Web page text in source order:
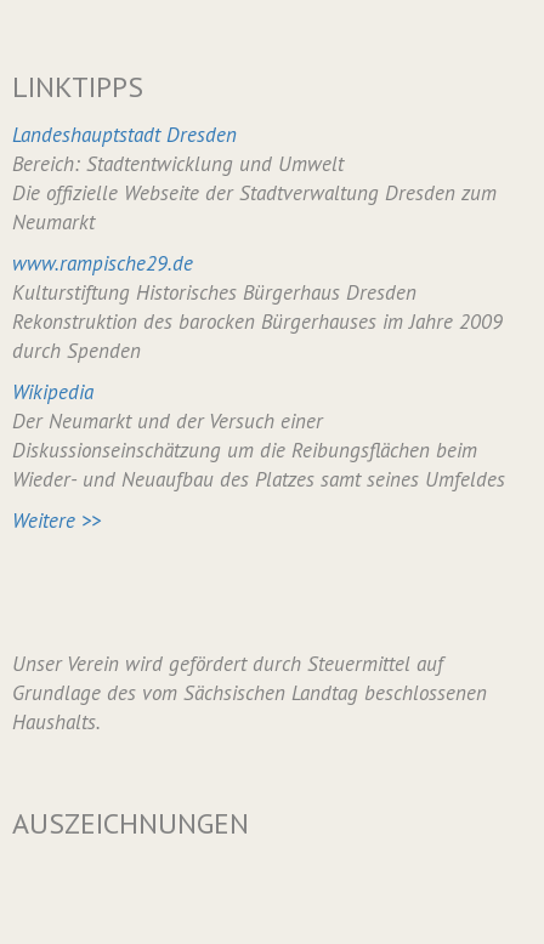
LINKTIPPS
Landeshauptstadt Dresden
Bereich: Stadtentwicklung und Umwelt
Die offizielle Webseite der Stadtverwaltung Dresden zum
Neumarkt
www.rampische29.de
Kulturstiftung Historisches Bürgerhaus Dresden
Rekonstruktion des barocken Bürgerhauses im Jahre 2009
durch Spenden
Wikipedia
Der Neumarkt und der Versuch einer
Diskussionseinschätzung um die Reibungsflächen beim
Wieder- und Neuaufbau des Platzes samt seines Umfeldes
Weitere >>
Unser Verein wird gefördert durch Steuermittel auf
Grundlage des vom Sächsischen Landtag beschlossenen
Haushalts.
AUSZEICHNUNGEN